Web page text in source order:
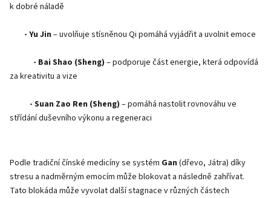
k dobré náladě
- Yu Jin – uvolňuje stísněnou Qi pomáhá vyjádřit a uvolnit emoce
- Bai Shao (Sheng) – podporuje část energie, která odpovídá
za kreativitu a vize
- Suan Zao Ren (Sheng) – pomáhá nastolit rovnováhu ve
střídání duševního výkonu a regeneraci
Podle tradiční čínské medicíny se systém Gan (dřevo, Játra) díky
stresu a nadměrným emocím může blokovat a následně zahřívat.
Tato blokáda může vyvolat další stagnace v různých částech